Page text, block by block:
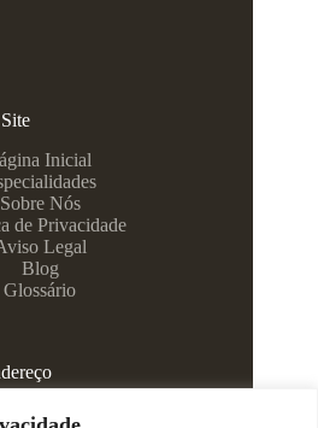
Site
Inicial
Sobre Nós
de Privacidade
Legal
Blog
Glossário
- Centro - Juiz de Fora/MG